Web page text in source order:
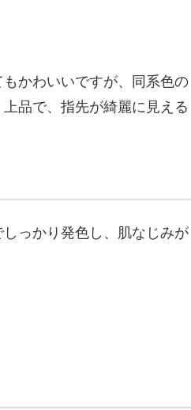
かわいいですが、同系色の
品で、指先が綺麗に見える
っかり発色し、肌なじみが